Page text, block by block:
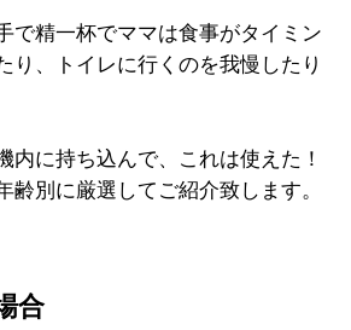
で精一杯でママは食事がタイミン
り、トイレに行くのを我慢したり
内に持ち込んで、これは使えた！
齢別に厳選してご紹介致します。
合